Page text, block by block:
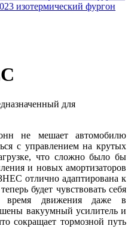
изотермический фургон
для
не мешает автомобилю
с управлением на крутых
что сложно было бы
и новых амортизаторов
отлично адаптирована к
будет чувствовать себя
время движения даже в
вакуумный усилитель и
сокращает тормозной путь